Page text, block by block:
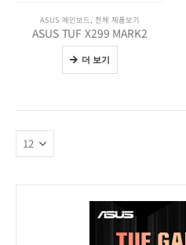
ASUS 메인보드, 전체 제품보기
ASUS TUF X299 MARK2
더 보기